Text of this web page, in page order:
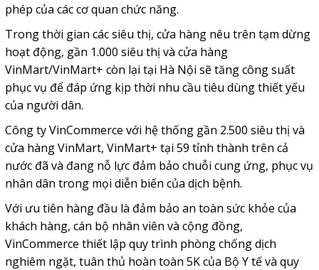
phép của các cơ quan chức năng.
Trong thời gian các siêu thị, cửa hàng nêu trên tạm dừng
hoạt động, gần 1.000 siêu thị và cửa hàng
VinMart/VinMart+ còn lại tại Hà Nội sẽ tăng công suất
phục vụ để đáp ứng kịp thời nhu cầu tiêu dùng thiết yếu
của người dân.
Công ty VinCommerce với hệ thống gần 2.500 siêu thị và
cửa hàng VinMart, VinMart+ tại 59 tỉnh thành trên cả
nước đã và đang nỗ lực đảm bảo chuỗi cung ứng, phục vụ
nhân dân trong mọi diễn biến của dịch bệnh.
Với ưu tiên hàng đầu là đảm bảo an toàn sức khỏe của
khách hàng, cán bộ nhân viên và cộng đồng,
VinCommerce thiết lập quy trình phòng chống dịch
nghiêm ngặt, tuân thủ hoàn toàn 5K của Bộ Y tế và quy